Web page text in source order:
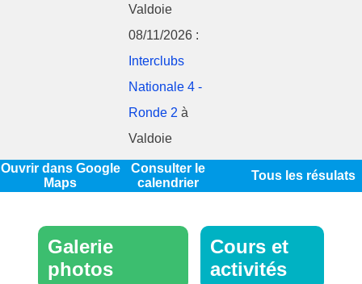
Valdoie
08/11/2026 :
Interclubs
Nationale 4 -
Ronde 2 à
Valdoie
Ouvrir dans Google
Maps
Consulter le
calendrier
Tous les résulats
Galerie
photos
Cours et
activités